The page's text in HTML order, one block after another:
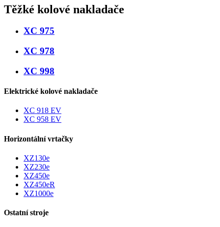
Těžké kolové nakladače
XC 975
XC 978
XC 998
Elektrické kolové nakladače
XC 918 EV
XC 958 EV
Horizontální vrtačky
XZ130e
XZ230e
XZ450e
XZ450eR
XZ1000e
Ostatní stroje